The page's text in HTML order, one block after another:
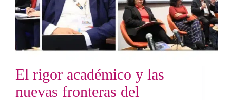
El rigor académico y las
nuevas fronteras del